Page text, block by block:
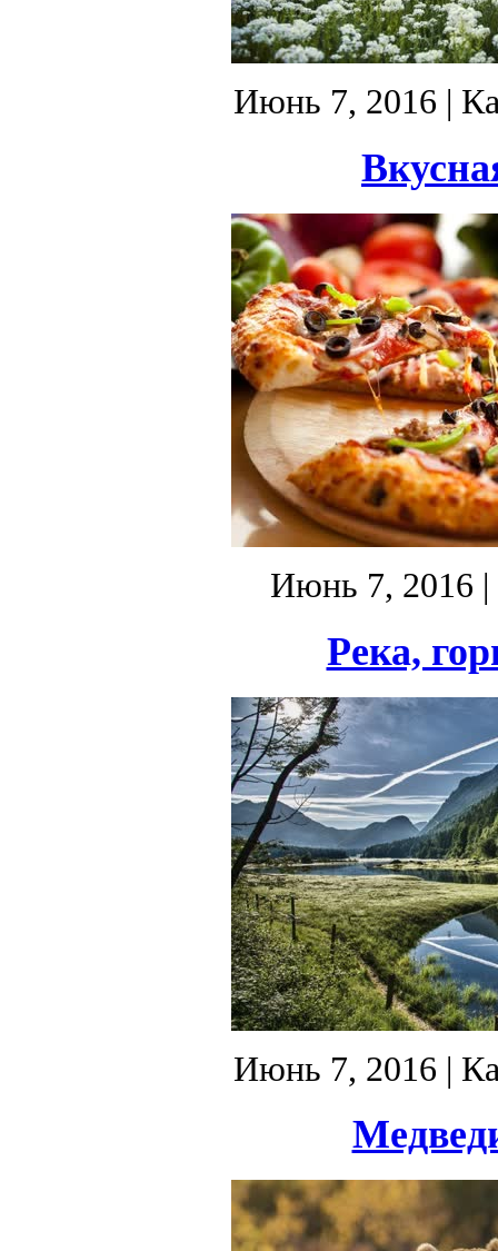
Июнь 7, 2016 |
Июнь 7, 2016
Река,
Июнь 7, 2016 |